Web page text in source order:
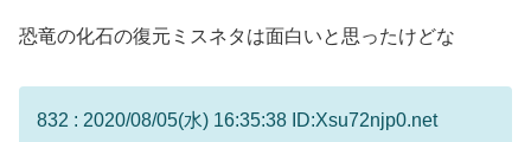
恐竜の化石の復元ミスネタは面白いと思ったけどな
832 : 2020/08/05(水) 16:35:38 ID:Xsu72njp0.net